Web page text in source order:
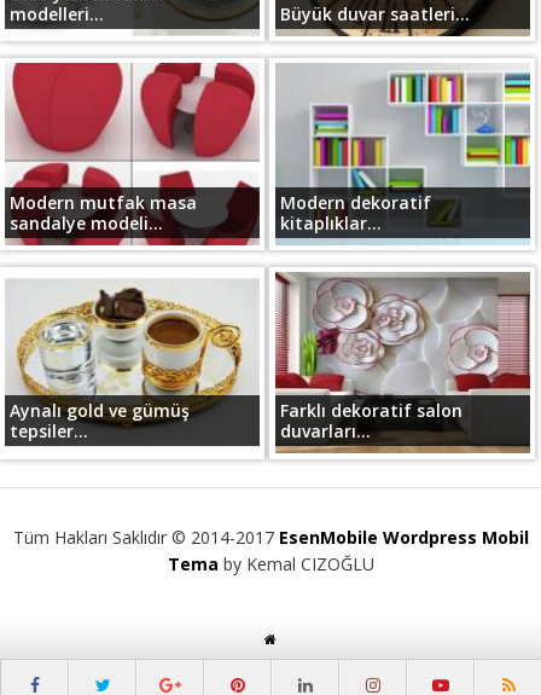
modelleri...
Büyük duvar saatleri...
Modern mutfak masa
sandalye modeli...
Modern dekoratif
kitaplıklar...
Aynalı gold ve gümüş
tepsiler...
Farklı dekoratif salon
duvarları...
Tüm Hakları Saklıdır © 2014-2017 EsenMobile Wordpress Mobil
Tema by Kemal CIZOĞLU